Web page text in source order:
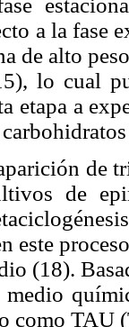
a la fase
de alto
lo cual
etapa a
de
de
este
(18).
medio
como TAU